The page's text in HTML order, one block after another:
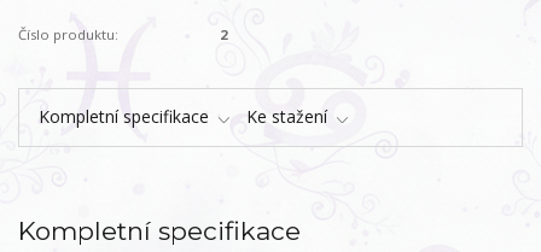
Číslo produktu: 2
Kompletní specifikace Ke stažení
Kompletní specifikace